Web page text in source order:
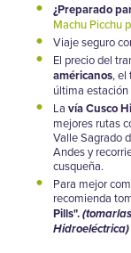
¿Preparado
Machu Picchu
Viaje seguro
El precio del
américanos, el
última estación
La vía Cusco
mejores rutas
Valle Sagrado
Andes y
cusqueña.
Para mejor
recomienda
Pills".
Hidroeléctrica)